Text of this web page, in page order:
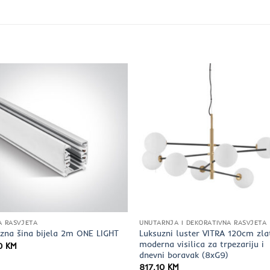
RASVJETA
šina bijela 2m ONE LIGHT
KM
UNUTARNJA I DEKORATIVNA RASVJETA
Luksuzni luster VITRA 120cm
moderna visilica za trpezariju i
dnevni boravak (8xG9)
817,10 KM